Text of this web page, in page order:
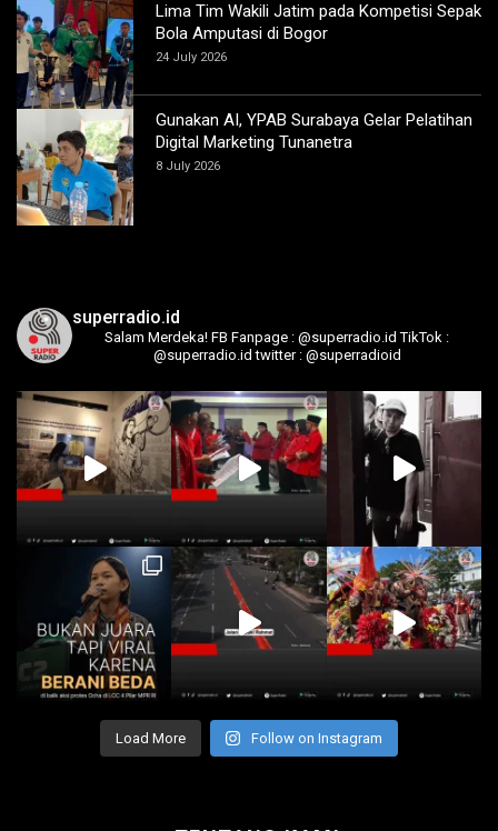
Lima Tim Wakili Jatim pada Kompetisi Sepak
Bola Amputasi di Bogor
24 July 2026
Gunakan AI, YPAB Surabaya Gelar Pelatihan
Digital Marketing Tunanetra
8 July 2026
superradio.id
Salam Merdeka! FB Fanpage : @superradio.id TikTok :
@superradio.id twitter : @superradioid
Load More Follow on Instagram